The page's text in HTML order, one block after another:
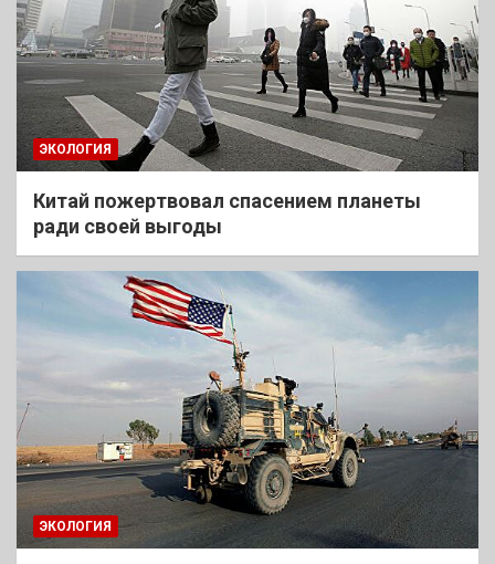
ЭКОЛОГИЯ
Китай пожертвовал спасением планеты
ради своей выгоды
ЭКОЛОГИЯ